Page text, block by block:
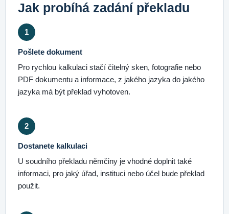
Jak probíhá zadání překladu
1
Pošlete dokument
Pro rychlou kalkulaci stačí čitelný sken, fotografie nebo
PDF dokumentu a informace, z jakého jazyka do jakého
jazyka má být překlad vyhotoven.
2
Dostanete kalkulaci
U soudního překladu němčiny je vhodné doplnit také
informaci, pro jaký úřad, instituci nebo účel bude překlad
použit.